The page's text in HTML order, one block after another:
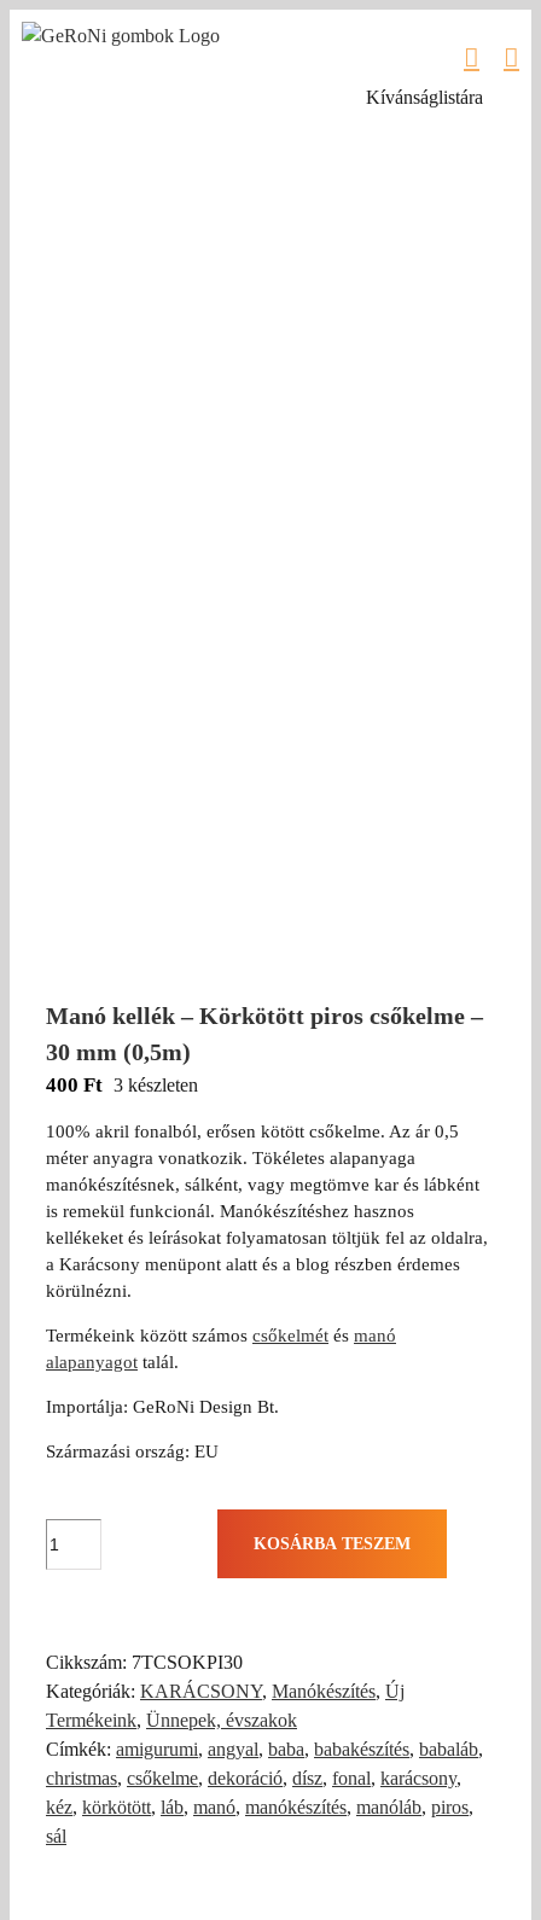
Kihagyás
Manó kellék – Körkötött piros csőkelme –
30 mm (0,5m)
400 Ft 3 készleten
100% akril fonalból, erősen kötött csőkelme. Az ár 0,5
méter anyagra vonatkozik. Tökéletes alapanyaga
manókészítésnek, sálként, vagy megtömve kar és lábként
is remekül funkcionál. Manókészítéshez hasznos
kellékeket és leírásokat folyamatosan töltjük fel az oldalra,
a Karácsony menüpont alatt és a blog részben érdemes
körülnézni.
Termékeink között számos csőkelmét és manó
alapanyagot talál.
Importálja: GeRoNi Design Bt.
Származási ország: EU
30
(0,5m)
mennyiség
KOSÁRBA TESZEM
Kívánságlistára
Cikkszám: 7TCSOKPI30
Kategóriák: KARÁCSONY, Manókészítés, Új
Termékeink, Ünnepek, évszakok
Címkék: amigurumi, angyal, baba, babakészítés, babaláb,
christmas, csőkelme, dekoráció, dísz, fonal, karácsony,
kéz, körkötött, láb, manó, manókészítés, manóláb, piros,
sál